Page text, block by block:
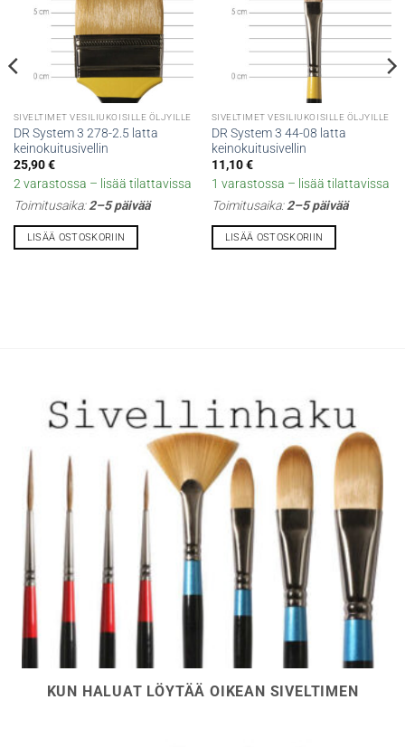
SIVELTIMET VESILIUKOISILLE ÖLJYILLE
DR System 3 278-2.5 latta
keinokuitusivellin
25,90€
2 varastossa – lisää tilattavissa
Toimitusaika:2–5 päivää
LISÄÄ OSTOSKORIIN
SIVELTIMET VESILIUKOISILLE ÖLJYILLE
DR System 3 44-08 latta
keinokuitusivellin
11,10€
1 varastossa – lisää tilattavissa
Toimitusaika:2–5 päivää
LISÄÄ OSTOSKORIIN
KUN HALUAT LÖYTÄÄ OIKEAN SIVELTIMEN